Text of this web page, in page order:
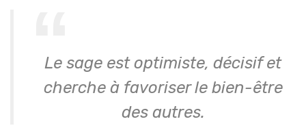
Le sage est optimiste, décisif et
cherche à favoriser le bien-être
des autres.